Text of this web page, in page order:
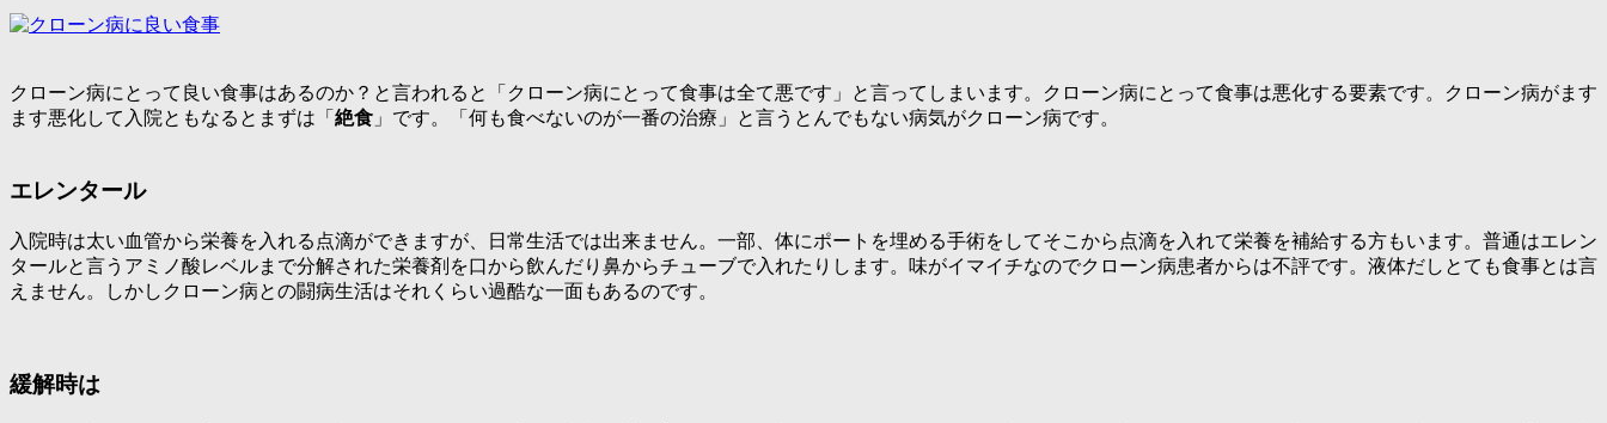
クローン病にとって良い食事はあるのか？と言われると「 クローン病にとって食事は全て悪です 」と言ってしまいます。クローン病にとって食事は悪化する要素です。クローン病がます
ます悪化して入院ともなるとまずは「 絶食 」です。「 何も食べないのが一番の治療 」と言うとんでもない病気がクローン病です。
エレンタール
入院時は太い血管から栄養を入れる点滴ができますが、日常生活では出来ません。一部、体にポートを埋める手術をしてそこから点滴を入れて栄養を補給する方もいます。普通はエレン
タールと言うアミノ酸レベルまで分解された栄養剤を口から飲んだり鼻からチューブで入れたりします。味がイマイチなのでクローン病患者からは不評です。液体だしとても食事とは言
えません。しかしクローン病との闘病生活はそれくらい過酷な一面もあるのです。
緩解時は